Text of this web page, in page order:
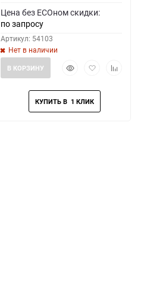
Цена без ECOном скидки:
по запросу
Артикул: 54103
Нет в наличии
БыстрыйДобавить
избранное
Добавить
В КОРЗИНУ